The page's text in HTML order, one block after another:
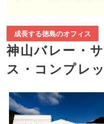
成長する徳島のオフィス
神山バレー・
ス・コンプレ